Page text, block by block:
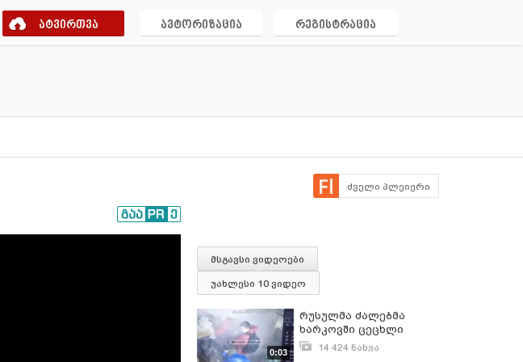
ატვირთვა ავტორიზაცია რეგისტრაცია
ძველი პლეიერი
მსგავსი ვიდეოები
უახლესი 10 ვიდეო
0:03
რუსულმა ძალებმა
ხარკოვში ცეცხლი
გაუხსნეს
14 424 ნახვა